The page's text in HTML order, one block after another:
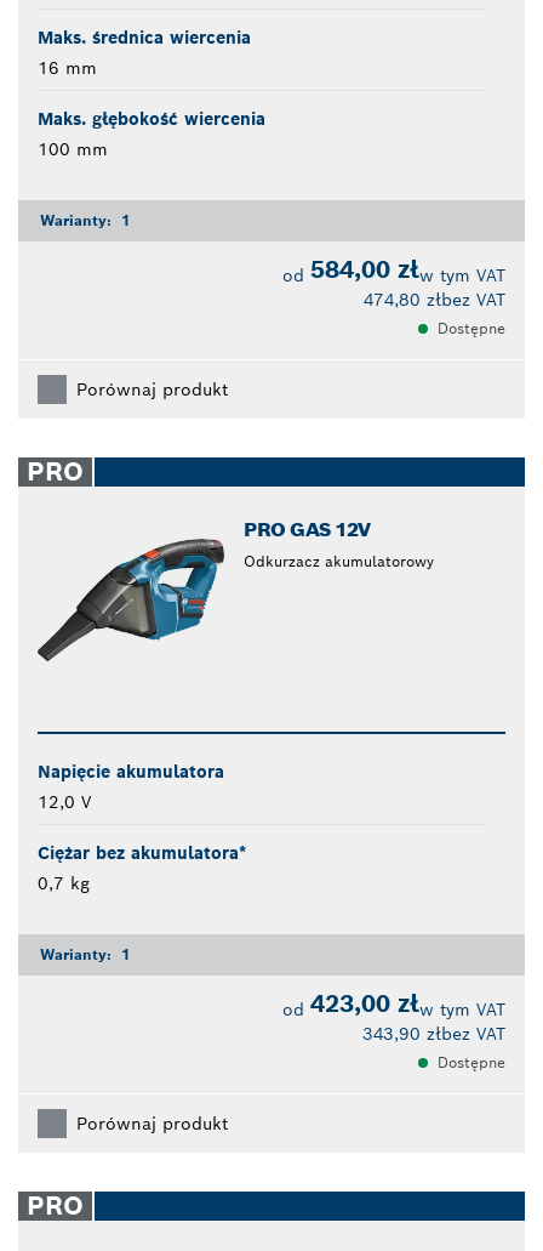
Maks. średnica wiercenia
16 mm
Maks. głębokość wiercenia
100 mm
Warianty: 1
od 584,00 złw tym VAT
474,80 złbez VAT
Dostępne
Porównaj produkt
PRO
PRO GAS 12V
Odkurzacz akumulatorowy
Napięcie akumulatora
12,0 V
Ciężar bez akumulatora*
0,7 kg
Warianty: 1
od 423,00 złw tym VAT
343,90 złbez VAT
Dostępne
Porównaj produkt
PRO